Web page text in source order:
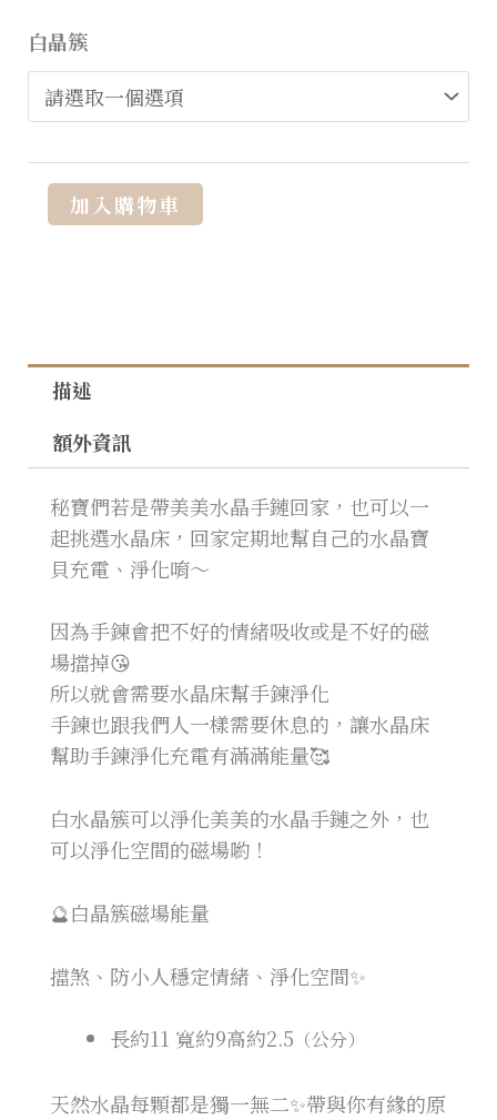
白晶簇
加入購物車
描述
額外資訊
秘寶們若是帶美美水晶手鏈回家，也可以一
起挑選水晶床，回家定期地幫自己的水晶寶
貝充電、淨化唷～
因為手鍊會把不好的情緒吸收或是不好的磁
場擋掉😘
所以就會需要水晶床幫手鍊淨化
手鍊也跟我們人一樣需要休息的，讓水晶床
幫助手鍊淨化充電有滿滿能量🥰
白水晶簇可以淨化美美的水晶手鏈之外，也
可以淨化空間的磁場喲！
🔮白晶簇磁場能量
擋煞、防小人穩定情緒、淨化空間✨
長約11 寬約9高約2.5 （公分）
天然水晶每顆都是獨一無二✨帶與你有緣的原